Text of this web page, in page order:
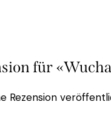
für
Rezension